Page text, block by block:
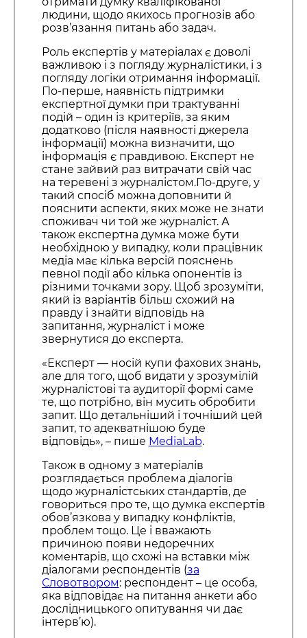
людини, щодо якихось прогнозів або
розв’язання питань або задач.
Роль експертів у матеріалах є доволі
важливою і з погляду журналістики, і з
погляду логіки отримання інформації.
По-перше, наявність підтримки
експертної думки при трактуванні
подій – один із критеріїв, за яким
додатково (після наявності джерела
інформації) можна визначити, що
інформація є правдивою. Експерт не
стане зайвий раз витрачати свій час
на теревені з журналістом.По-друге, у
такий спосіб можна доповнити й
пояснити аспекти, яких може не знати
споживач чи той же журналіст. А
також експертна думка може бути
необхідною у випадку, коли працівник
медіа має кілька версій пояснень
певної події або кілька опонентів із
різними точками зору. Щоб зрозуміти,
який із варіантів більш схожий на
правду і знайти відповідь на
запитання, журналіст і може
звернутися до експерта.
«Експерт — носій купи фахових знань,
але для того, щоб видати у зрозумілій
журналістові та аудиторії формі саме
те, що потрібно, він мусить обробити
запит. Що детальніший і точніший цей
запит, то адекватнішою буде
відповідь», – пише MediaLab.
Також в одному з матеріалів
розглядається проблема діалогів
щодо журналістських стандартів, де
говориться про те, що думка експертів
обов’язкова у випадку конфліктів,
проблем тощо. Це і вважають
причиною появи недоречних
коментарів, що схожі на вставки між
діалогами респондентів (за
Словотвором: респондент – це особа,
яка відповідає на питання анкети або
дослідницького опитування чи дає
інтерв’ю).